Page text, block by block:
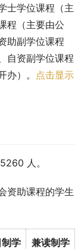
士学位课程（主
程（主要由公
助副学位课程
自资副学位课程
）。 点击显示
人。
资助课程的学生
学
兼读制学